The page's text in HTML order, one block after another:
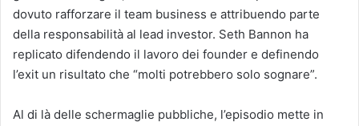
dovuto rafforzare il team business e attribuendo parte
della responsabilità al lead investor. Seth Bannon ha
replicato difendendo il lavoro dei founder e definendo
l’exit un risultato che “molti potrebbero solo sognare”.
Al di là delle schermaglie pubbliche, l’episodio mette in